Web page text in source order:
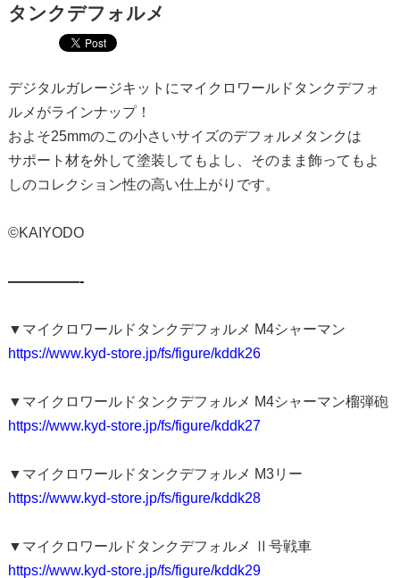
タンクデフォルメ
デジタルガレージキットにマイクロワールドタンクデフォ
ルメがラインナップ！
およそ25mmのこの小さいサイズのデフォルメタンクは
サポート材を外して塗装してもよし、そのまま飾ってもよ
しのコレクション性の高い仕上がりです。
©KAIYODO
—————-
▼マイクロワールドタンクデフォルメ M4シャーマン
https://www.kyd-store.jp/fs/figure/kddk26
▼マイクロワールドタンクデフォルメ M4シャーマン榴弾砲
https://www.kyd-store.jp/fs/figure/kddk27
▼マイクロワールドタンクデフォルメ M3リー
https://www.kyd-store.jp/fs/figure/kddk28
▼マイクロワールドタンクデフォルメ Ⅱ号戦車
https://www.kyd-store.jp/fs/figure/kddk29